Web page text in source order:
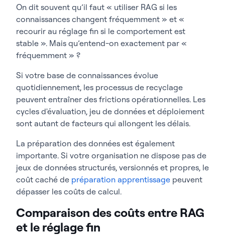
On dit souvent qu’il faut « utiliser RAG si les
connaissances changent fréquemment » et «
recourir au réglage fin si le comportement est
stable ». Mais qu’entend-on exactement par «
fréquemment » ?
Si votre base de connaissances évolue
quotidiennement, les processus de recyclage
peuvent entraîner des frictions opérationnelles. Les
cycles d'évaluation, jeu de données et déploiement
sont autant de facteurs qui allongent les délais.
La préparation des données est également
importante. Si votre organisation ne dispose pas de
jeux de données structurés, versionnés et propres, le
coût caché de préparation apprentissage peuvent
dépasser les coûts de calcul.
Comparaison des coûts entre RAG
et le réglage fin